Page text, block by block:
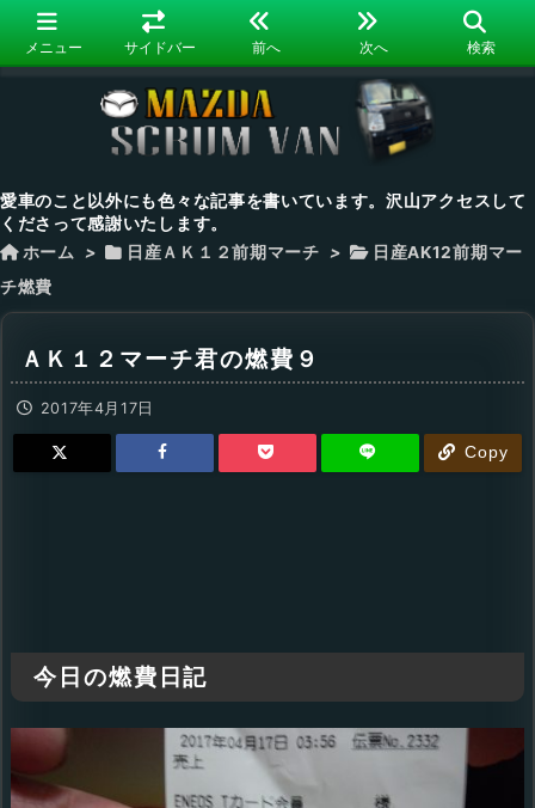
メニュー サイドバー 前へ 次へ 検索
愛車のこと以外にも色々な記事を書いています。沢山アクセスして
くださって感謝いたします。
ホーム > 日産ＡＫ１２前期マーチ >
日産AK12前期マー
チ燃費
ＡＫ１２マーチ君の燃費９
2017年4月17日
Copy
今日の燃費日記